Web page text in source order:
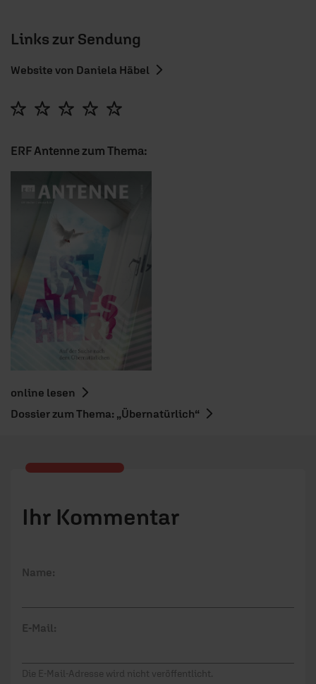
Links zur Sendung
Website von Daniela Häbel
ERF Antenne zum Thema:
online lesen
Dossier zum Thema: „Übernatürlich“
Ihr Kommentar
Name:
E-Mail:
Die E-Mail-Adresse wird nicht veröffentlicht.